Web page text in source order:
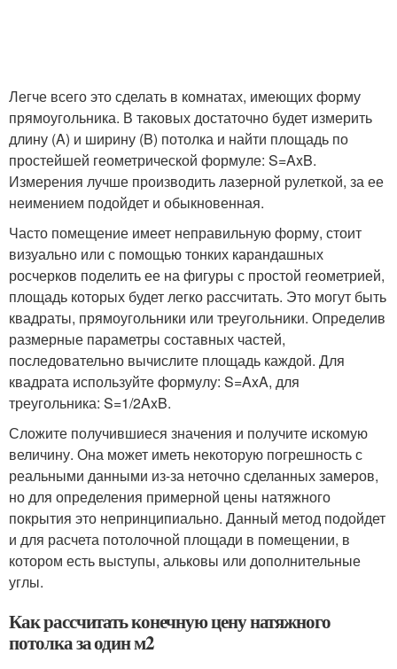
Легче всего это сделать в комнатах, имеющих форму
прямоугольника. В таковых достаточно будет измерить
длину (A) и ширину (B) потолка и найти площадь по
простейшей геометрической формуле: S=AxB.
Измерения лучше производить лазерной рулеткой, за ее
неимением подойдет и обыкновенная.
Часто помещение имеет неправильную форму, стоит
визуально или с помощью тонких карандашных
росчерков поделить ее на фигуры с простой геометрией,
площадь которых будет легко рассчитать. Это могут быть
квадраты, прямоугольники или треугольники. Определив
размерные параметры составных частей,
последовательно вычислите площадь каждой. Для
квадрата используйте формулу: S=AxA, для
треугольника: S=1/2AxB.
Сложите получившиеся значения и получите искомую
величину. Она может иметь некоторую погрешность с
реальными данными из-за неточно сделанных замеров,
но для определения примерной цены натяжного
покрытия это непринципиально. Данный метод подойдет
и для расчета потолочной площади в помещении, в
котором есть выступы, альковы или дополнительные
углы.
Как рассчитать конечную цену натяжного
потолка за один м2